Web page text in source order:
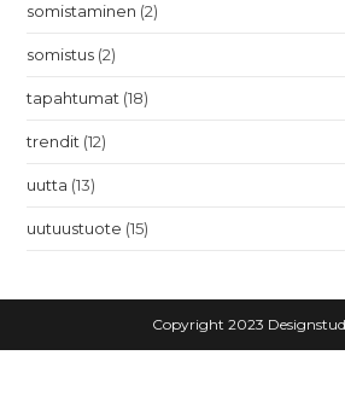
somistaminen (2)
somistus (2)
tapahtumat (18)
trendit (12)
uutta (13)
uutuustuote (15)
Copyright 2023